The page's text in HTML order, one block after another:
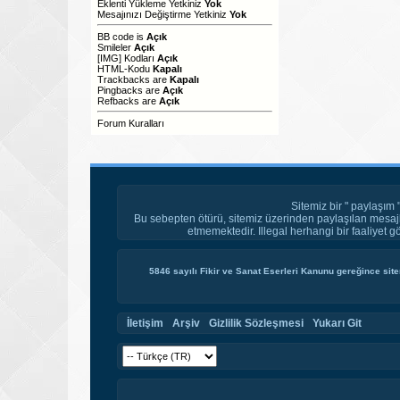
Eklenti Yükleme Yetkiniz Yok
Mesajınızı Değiştirme Yetkiniz Yok
BB codeis Açık
Smileler Açık
[IMG]Kodları Açık
HTML-Kodu Kapalı
Trackbacks are Kapalı
Pingbacks are Açık
Refbacks are Açık
Forum Kuralları
Sitemiz bir "
Bu sebepten ötürü, sitemiz üzerinden paylaşılan
etmemektedir. Illegal herhangi bir faaliyet
5846 sayılı Fikir ve Sanat Eserleri Kanunu gereğince
İletişim Arşiv Gizlilik Sözleşmesi Yukarı Git